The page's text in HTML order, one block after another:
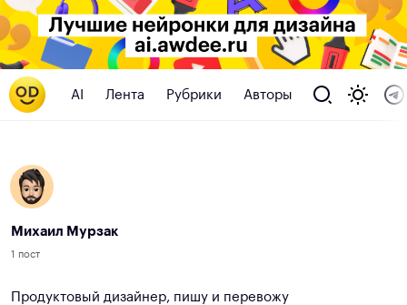
AI Лента Рубрики Авторы
Михаил Мурзак
1 пост
Продуктовый дизайнер, пишу и перевожу